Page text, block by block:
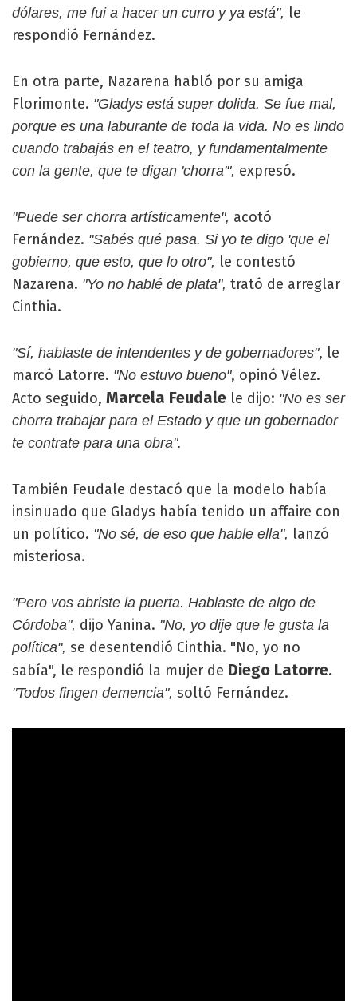
dólares, me fui a hacer un curro y ya está", le
respondió Fernández.
En otra parte, Nazarena habló por su amiga
Florimonte. "Gladys está super dolida. Se fue mal,
porque es una laburante de toda la vida. No es lindo
cuando trabajás en el teatro, y fundamentalmente
con la gente, que te digan 'chorra'", expresó.
"Puede ser chorra artísticamente", acotó
Fernández. "Sabés qué pasa. Si yo te digo 'que el
gobierno, que esto, que lo otro", le contestó
Nazarena. "Yo no hablé de plata", trató de arreglar
Cinthia.
"Sí, hablaste de intendentes y de gobernadores", le
marcó Latorre. "No estuvo bueno", opinó Vélez.
Acto seguido, Marcela Feudale le dijo: "No es ser
chorra trabajar para el Estado y que un gobernador
te contrate para una obra".
También Feudale destacó que la modelo había
insinuado que Gladys había tenido un affaire con
un político. "No sé, de eso que hable ella", lanzó
misteriosa.
"Pero vos abriste la puerta. Hablaste de algo de
Córdoba", dijo Yanina. "No, yo dije que le gusta la
política", se desentendió Cinthia. "No, yo no
sabía", le respondió la mujer de Diego Latorre.
"Todos fingen demencia", soltó Fernández.